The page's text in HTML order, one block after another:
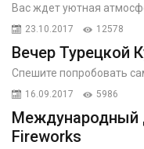
Вас ждет уютная
23.10.2017 12578
Вечер Турецкой
Спешите попробовать
16.09.2017 5986
Международный
Fireworks